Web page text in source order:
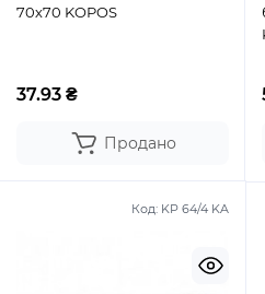
70х70 KOPOS
37.93 ₴
Продано
Код: KP 64/4 KA